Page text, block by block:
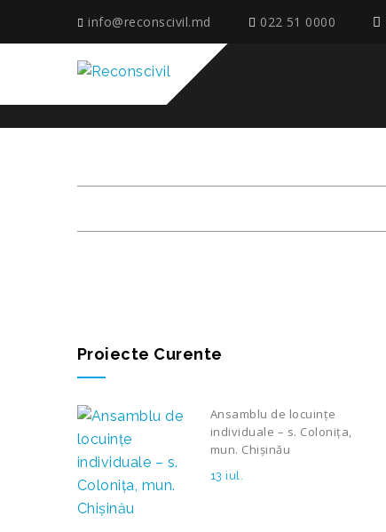
info@reconscivil.md 022 51 0000
Proiecte Curente
Ansamblu de locuințe
individuale – s. Colonița,
mun. Chișinău
13 iul.